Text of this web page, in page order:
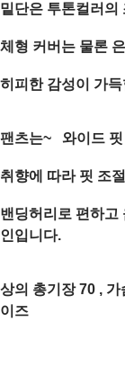
밑단은 투톤컬러
체형 커버는 물론
히피한 감성이 가
팬츠는~ 와이드 핏
취향에 따라 핏 조
밴딩허리로 편하고
인입니다.
상의 총기장 70 ,
이즈